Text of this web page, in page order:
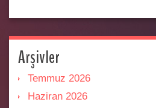
Arşivler
Temmuz 2026
Haziran 2026